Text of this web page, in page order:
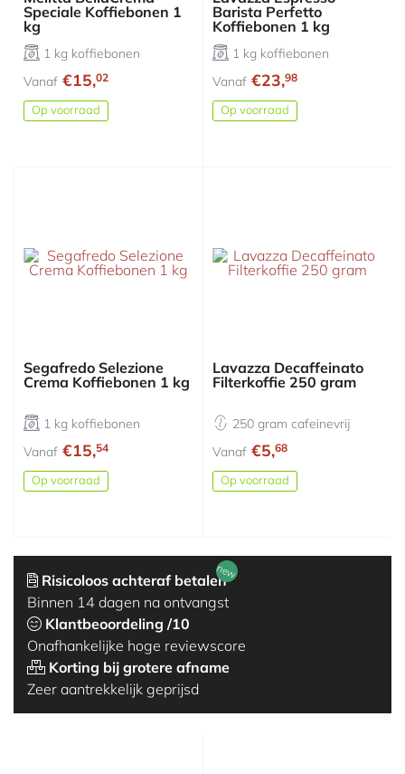
Speciale Koffiebonen 1
kg
1 kg koffiebonen
Vanaf €15,02
Op voorraad
Barista Perfetto
Koffiebonen 1 kg
1 kg koffiebonen
Vanaf €23,98
Op voorraad
Segafredo Selezione
Crema Koffiebonen 1 kg
1 kg koffiebonen
Vanaf €15,54
Op voorraad
Lavazza Decaffeinato
Filterkoffie 250 gram
250 gram cafeinevrij
Vanaf €5,68
Op voorraad
Risicoloos achteraf betalen
Binnen 14 dagen na ontvangst
new
Klantbeoordeling /10
Onafhankelijke hoge reviewscore
Korting bij grotere afname
Zeer aantrekkelijk geprijsd